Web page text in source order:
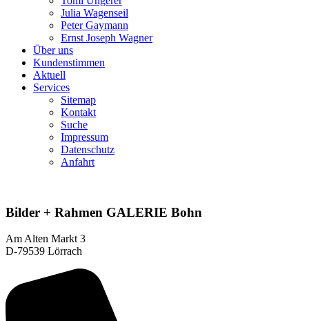
Julia Wagenseil
Peter Gaymann
Ernst Joseph Wagner
Über uns
Kundenstimmen
Aktuell
Services
Sitemap
Kontakt
Suche
Impressum
Datenschutz
Anfahrt
Bilder + Rahmen GALERIE Bohn
Am Alten Markt 3
D-79539 Lörrach